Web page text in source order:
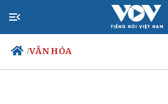
/VĂN HÓA